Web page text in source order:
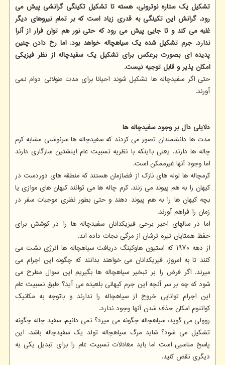
تشکیل یک ستاره نوترونی، هسته تا تشکیل تکینگی گرانشی پیش می
رود. گرانش این تکینگی به قدری زیاد است که بر تمام نیروهای دیگر
غلبه می کند و تا جایی پیش می رود که حتی نور هم توان فرار از آنرا
ندارد. جرم تشکیل شده یک سیاهچاله خواهد بود. اما رخ دادن چنین
پدیده ای بصورت برعکس برای تشکیل یک سفیدچاله از نظر فیزیکی
امکان پذیر و قابل توجیه نیست.
حتی اگر سفیدچاله ها تشکیل شوند احیانا برای مدت طولانی دوام نمی
آورند.
دلایلی دال بر وجود سفیدچاله ها
مدت ها دانشمندان تصور می کردند که سفیدچاله ها سرنوشتی مشابه کرم
چاله ها دارند. یعنی بااینکه با نظریه نسبیت عام اینشتین سازگاری دارند
اما وجود آنها غیرممکن است.
کرمچاله ها لوله های نازک از فضازمان هستند که منطقه های دوردست در
کیهان را به هم پیوند می زنند. کرم چاله ها می توانند کیهان های موازی یا
بچه کیهان ها را به هم پیوند دهند و حتی بطور نظری موجبات سفر در
زمان را فراهم آورند.
اما در سالهای اخیر برخی فیزیکدانان سفیدچاله ها را در کوشش برای
حفظ همتایان تیره ترشان از مرگی نجات داده اند.
از دهه ۱۹۷۰ که استیون هاوکینگ دریافت سیاهچاله ها انرژی نشت می
کنند تا به امروز، فیزیکدانان می خواهند بدانند که چگونه این اجرام می
میرند. اگر فرض را بر تبخیر سیاهچاله ها بگیریم این سوال مطرح می
شود که چه بر سر آنچه این جرم کیهانی بلعیده می آید؟ طبق نسبیت عام
این اجرام توانایی خروج از سیاهچاله را ندارند و باتوجه به مکانیک
کوانتوم امکان حذف شدن آنها وجود ندارد.
روولی می گوید: سیاهچاله چگونه می میرد؟ نمی دانیم. سفید چاله چگونه
تشکیل می شود؟ شاید مرگ سیاهچاله تولد یک سفیدچاله باشد. این
پاسخ مناسبی است اما باید معادلات نسبیت عام را برای تبدیل یکی به
دیگری نقض کنید.